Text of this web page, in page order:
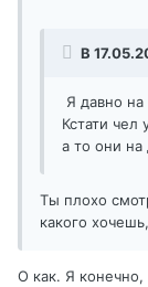
В
Я давно
Кстати чел
а то они на
Ты плохо
какого
О как. Я конечно,